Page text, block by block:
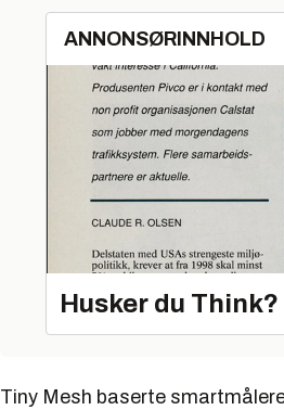
ANNONSØRINNHOLD
Husker du Think?
Tiny Mesh baserte